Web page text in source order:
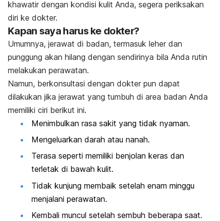
khawatir dengan kondisi kulit Anda, segera periksakan
diri ke dokter.
Kapan saya harus ke dokter?
Umumnya, jerawat di badan, termasuk leher dan
punggung akan hilang dengan sendirinya bila Anda rutin
melakukan perawatan.
Namun, berkonsultasi dengan dokter pun dapat
dilakukan jika jerawat yang tumbuh di area badan Anda
memiliki ciri berikut ini.
Menimbulkan rasa sakit yang tidak nyaman.
Mengeluarkan darah atau nanah.
Terasa seperti memiliki benjolan keras dan
terletak di bawah kulit.
Tidak kunjung membaik setelah enam minggu
menjalani perawatan.
Kembali muncul setelah sembuh beberapa saat.